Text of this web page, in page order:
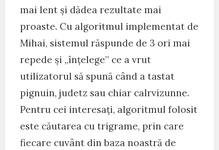
mai lent și dădea rezultate mai
proaste. Cu algoritmul implementat de
Mihai, sistemul răspunde de 3 ori mai
repede și „înțelege” ce a vrut
utilizatorul să spună când a tastat
pignuin, judetz sau chiar calrvizunne.
Pentru cei interesați, algoritmul folosit
este căutarea cu trigrame, prin care
fiecare cuvânt din baza noastră de